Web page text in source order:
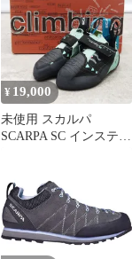
¥ 19,000
未使用 スカルパ
SCARPA SC インスティ